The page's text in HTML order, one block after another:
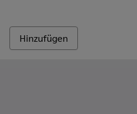
Hinzufügen